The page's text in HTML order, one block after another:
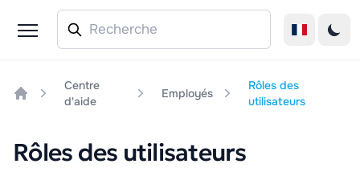
Centre
d'aide
Employés
Rôles des
utilisateurs
Rôles des utilisateurs